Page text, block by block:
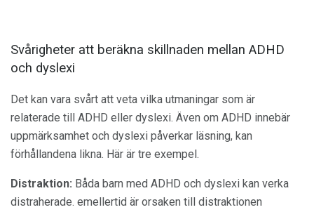
Svårigheter att beräkna skillnaden mellan ADHD
och dyslexi
Det kan vara svårt att veta vilka utmaningar som är
relaterade till ADHD eller dyslexi. Även om ADHD innebär
uppmärksamhet och dyslexi påverkar läsning, kan
förhållandena likna. Här är tre exempel.
Distraktion: Båda barn med ADHD och dyslexi kan verka
distraherade. emellertid är orsaken till distraktionen